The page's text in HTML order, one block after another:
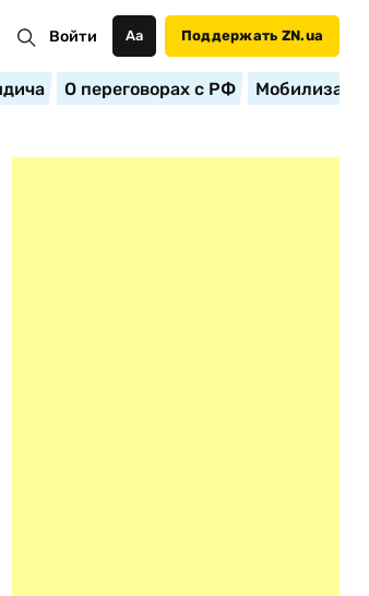
Войти Аа Поддержать ZN.ua
О переговорах с РФ